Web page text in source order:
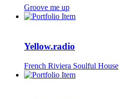
Groove me up
Yellow.radio
French Riviera Soulful House